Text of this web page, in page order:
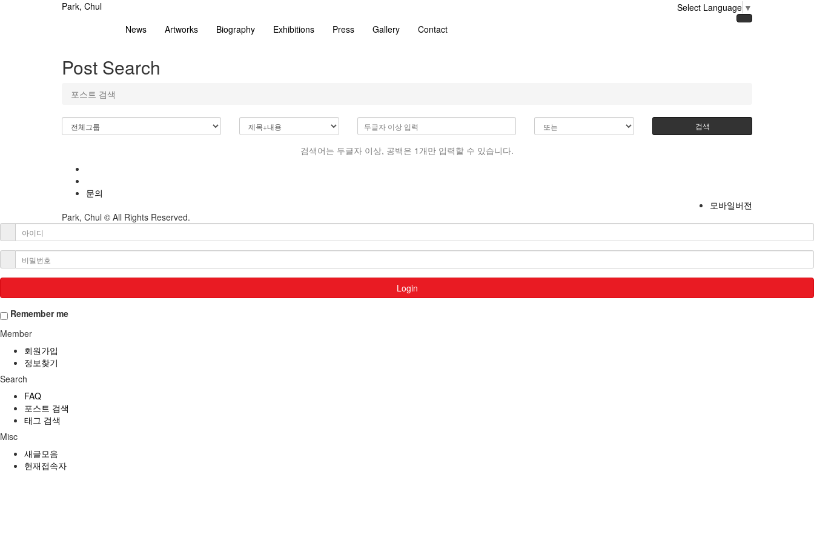
Park, Chul Select Language ▼
News
Artworks Biography Exhibitions Press Gallery Contact
Post Search
포스트 검색
검색
검색어는 두글자 이상, 공백은 1개만 입력할 수 있습니다.
문의
모바일버전
Park, Chul © All Rights Reserved.
Login
Remember me
Member
회원가입
정보찾기
Search
FAQ
포스트 검색
태그 검색
Misc
새글모음
현재접속자